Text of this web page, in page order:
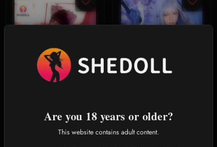
SHEDOLL コ・ショウウ 168cm 白
衣の天使 | 制服の誘惑 + 可動関節 |
そばかす肌
$499.00
SHEDOLL コ・ショウウ 167cm｜D
カップ氷肌戦姫｜スコークコスプレ
ール
$1,199.00
Are you 18 years or older?
This website contains adult content.